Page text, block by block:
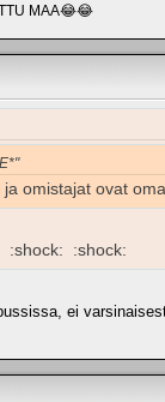
MAA😂😂
ja omistajat ovat
:shock: :shock:
ei